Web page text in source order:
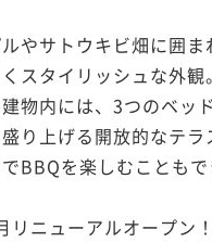
やサトウキビ畑に囲
スタイリッシュな外観。
物内には、3つのベッ
り上げる開放的なテラ
BBQを楽しむこともで
リニューアルオープン！